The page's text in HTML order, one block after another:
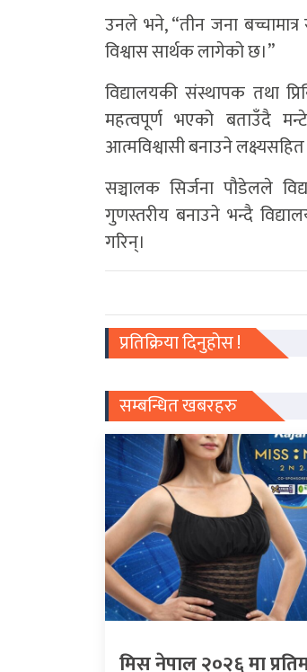
उनले भने, “तीन जना बच्चामात्र
विश्वास सार्थक लागेको छ।”
विद्यालयकी संस्थापक तथा
महत्वपूर्ण भएको बताउँदै
आत्मविश्वासी बनाउने
सञ्चालक सिर्जना पौडेलले
गुणस्तरीय बनाउने भन्दै
गरिन्।
प्रतिक्रिया दिनुहोस !
सम्बन्धित खबरहरु
मिस नेपाल २०२६ मा